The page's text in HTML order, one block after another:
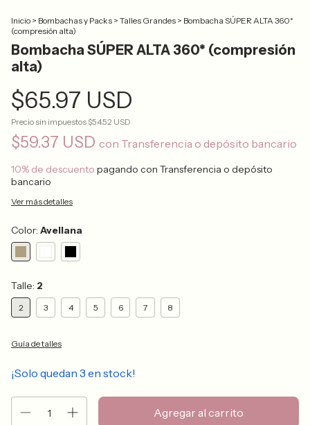
Inicio > Bombachas y Packs > Talles Grandes > Bombacha SÚPER ALTA 360*
(compresión alta)
Bombacha SÚPER ALTA 360* (compresión
alta)
$65.97 USD
Precio sin impuestos $54.52 USD
$59.37 USD con Transferencia o depósito bancario
10% de descuento pagando con Transferencia o depósito
bancario
Ver más detalles
Color: Avellana
Talle: 2
2 3 4 5 6 7 8
Guía de talles
¡Solo quedan 3 en stock!